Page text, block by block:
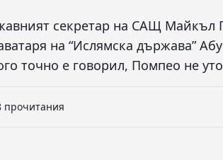
секретар на САЩ Майкъл
на “Ислямска държава”
точно е говорил, Помпео не
прочитания